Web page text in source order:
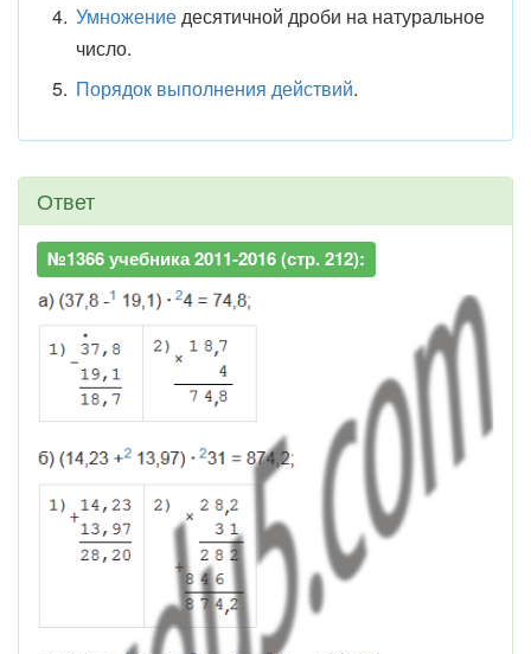
Умножениедесятичной дроби на натуральное
число.
Порядок выполнения действий.
Ответ
№1366 учебника 2011-2016 (стр. 212):